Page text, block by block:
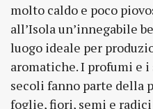
molto caldo e poco
all’Isola un’innegabile
luogo ideale per
aromatiche. I profumi e
secoli fanno parte della
foglie, fiori, semi e